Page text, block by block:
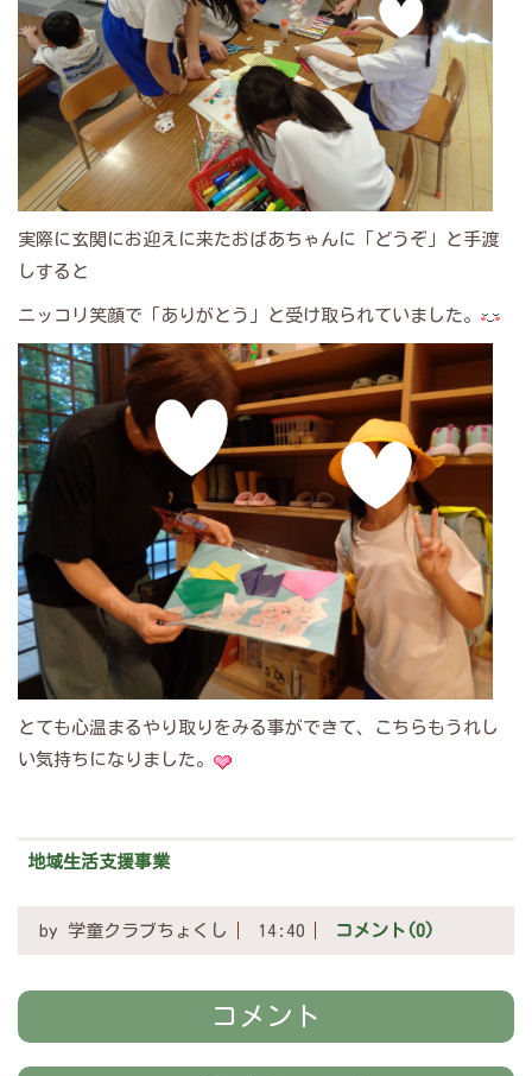
実際に玄関にお迎えに来たおばあちゃんに「どうぞ」と手渡
しすると
ニッコリ笑顔で「ありがとう」と受け取られていました。
とても心温まるやり取りをみる事ができて、こちらもうれし
い気持ちになりました。
地域生活支援事業
by 学童クラブちょくし 14:40 コメント(0)
コメント